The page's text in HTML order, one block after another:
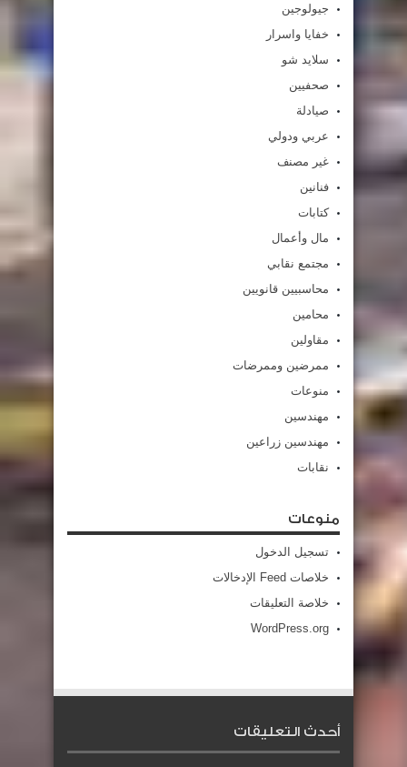
جيولوجين
خفايا واسرار
سلايد شو
صحفيين
صيادلة
عربي ودولي
غير مصنف
فنانين
كتابات
مال وأعمال
مجتمع نقابي
محاسبيين قانويين
محامين
مقاولين
ممرضين وممرضات
منوعات
مهندسين
مهندسين زراعين
نقابات
منوعات
تسجيل الدخول
خلاصات Feed الإدخالات
خلاصة التعليقات
WordPress.org
أحدث التعليقات